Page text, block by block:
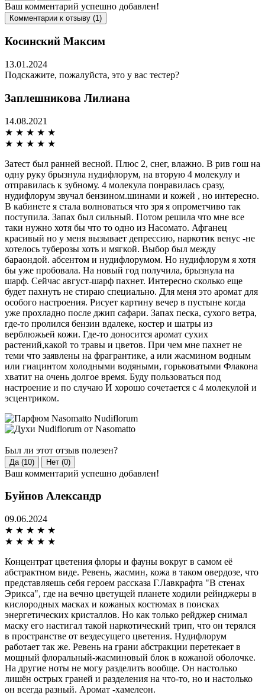
Ваш комментарий успешно добавлен!
Комментарии к отзыву (1)
Косинский Максим
13.01.2024
Подскажите, пожалуйста, это у вас тестер?
Заплешникова Лилиана
14.08.2021
★ ★ ★ ★ ★
★ ★ ★ ★ ★
Затест был ранней весной. Плюс 2, снег, влажно. В рив гош на
одну руку брызнула нудифлорум, на вторую 4 молекулу и
отправилась к зубному. 4 молекула понравилась сразу,
нудифлорум звучал бензином.шинами и кожей , но интересно.
В кабинете я стала волноваться что зря я опрометчиво так
поступила. Запах был сильный. Потом решила что мне все
таки нужно хотя бы что то одно из Насомато. Афганец
красивый но у меня вызывает депрессию, наркотик венус -не
хотелось туберозы хоть и мягкой. Выбор был между
бараондой. абсентом и нудифлорумом. Но нудифлорум я хотя
бы уже пробовала. На новый год получила, брызнула на
шарф. Сейчас август-шарф пахнет. Интересно сколько еще
будет пахнуть не стираю специально. Для меня это аромат для
особого настроения. Рисует картину вечер в пустыне когда
уже прохладно после джип сафари. Запах песка, сухого ветра,
где-то пролился бензин вдалеке, костер и шатры из
верблюжьей кожи. Где-то доносится аромат сухих
растений,какой то травы и цветов. При чем мне пахнет не
теми что заявлены на фрагрантике, а или жасмином водным
или гиацинтом холодными водяными, горьковатыми Флакона
хватит на очень долгое время. Буду пользоваться под
настроение и по случаю И хорошо сочетается с 4 молекулой и
эсцентриком.
Был ли этот отзыв полезен?
Да (10) Нет (0)
Ваш комментарий успешно добавлен!
Буйнов Александр
09.06.2024
★ ★ ★ ★ ★
★ ★ ★ ★ ★
Концентрат цветения флоры и фауны вокруг в самом её
абстрактном виде. Ревень, жасмин, кожа в таком овердозе, что
представляешь себя героем рассказа Г.Лавкрафта "В стенах
Эрикса", где на вечно цветущей планете ходили рейнджеры в
кислородных масках и кожаных костюмах в поисках
энергетических кристаллов. Но как только рейджер снимал
маску его настигал такой наркотический трип, что он терялся
в пространстве от вездесущего цветения. Нудифлорум
работает так же. Ревень на грани абстракции перетекает в
мощный флоральный-жасминовый блок в кожаной оболочке.
На другие ноты не могу разделить вообще. Он настолько
лишён острых граней и разделения на что-то, но и настолько
он всегда разный. Аромат -хамелеон.